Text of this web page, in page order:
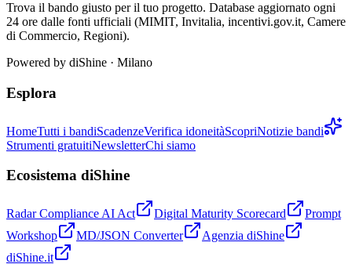
Trova il bando giusto per il tuo progetto. Database aggiornato ogni
24 ore dalle fonti ufficiali (MIMIT, Invitalia, incentivi.gov.it, Camere
di Commercio, Regioni).
Powered by diShine · Milano
Esplora
HomeTutti i bandiScadenzeVerifica idoneitàScopriNotizie bandi
Strumenti gratuitiNewsletterChi siamo
Ecosistema diShine
Radar Compliance AI Act Digital Maturity Scorecard
Prompt
Workshop
MD/JSON Converter
Agenzia diShine
diShine.it